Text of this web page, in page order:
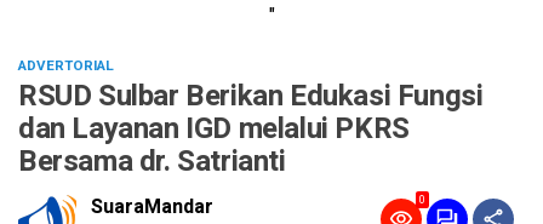
"
ADVERTORIAL
RSUD Sulbar Berikan Edukasi Fungsi
dan Layanan IGD melalui PKRS
Bersama dr. Satrianti
SuaraMandar 0